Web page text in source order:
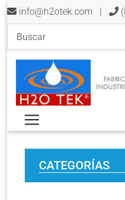
info@h2otek.com |
CATEGORÍAS